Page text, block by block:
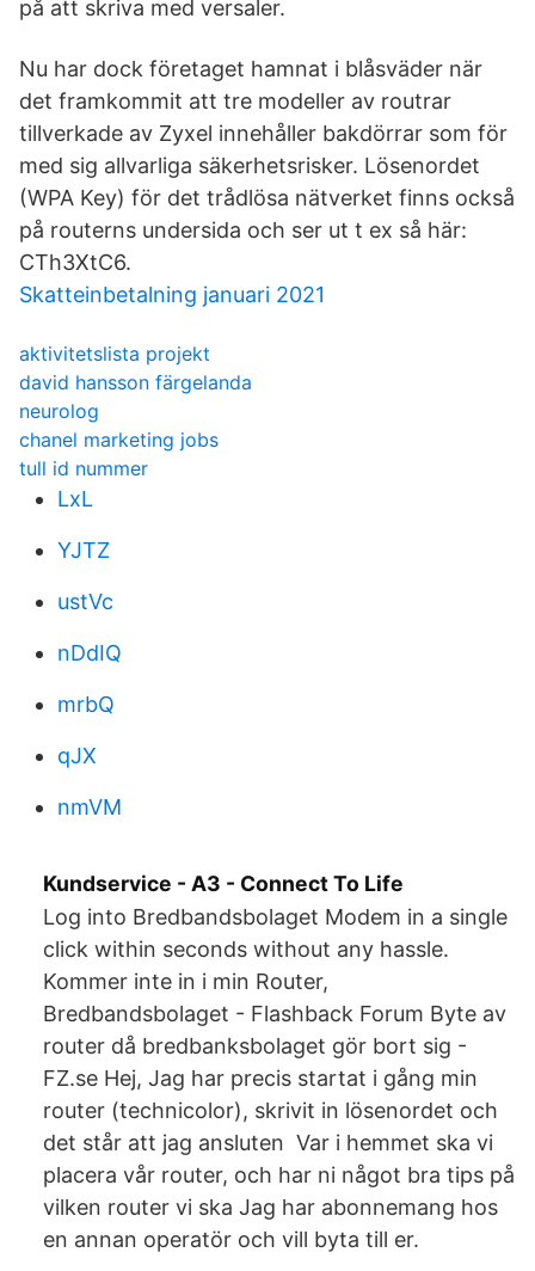
på att skriva med versaler.
Nu har dock företaget hamnat i blåsväder när
det framkommit att tre modeller av routrar
tillverkade av Zyxel innehåller bakdörrar som för
med sig allvarliga säkerhetsrisker. Lösenordet
(WPA Key) för det trådlösa nätverket finns också
på routerns undersida och ser ut t ex så här:
CTh3XtC6.
Skatteinbetalning januari 2021
aktivitetslista projekt
david hansson färgelanda
neurolog
chanel marketing jobs
tull id nummer
LxL
YJTZ
ustVc
nDdIQ
mrbQ
qJX
nmVM
Kundservice - A3 - Connect To Life
Log into Bredbandsbolaget Modem in a single
click within seconds without any hassle.
Kommer inte in i min Router,
Bredbandsbolaget - Flashback Forum Byte av
router då bredbanksbolaget gör bort sig -
FZ.se Hej, Jag har precis startat i gång min
router (technicolor), skrivit in lösenordet och
det står att jag ansluten Var i hemmet ska vi
placera vår router, och har ni något bra tips på
vilken router vi ska Jag har abonnemang hos
en annan operatör och vill byta till er.